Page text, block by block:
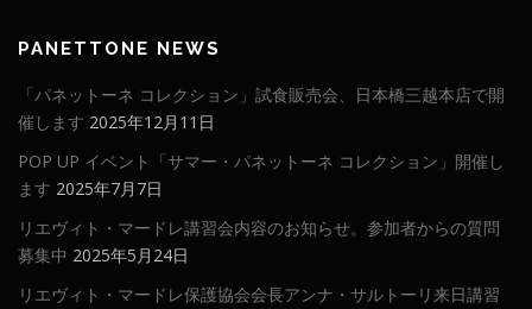
PANETTONE NEWS
「パネットーネ コレクション」試食販売会、日本橋三越本店で開
催します 2025年12月11日
POP UP イベント「サマー・パネットーネ コレクション」開催し
ます 2025年7月7日
リエヴィト・マードレ講習会内容のお知らせ。参加者からの質問
募集中 2025年5月24日
リエヴィト・マードレ保護協会会長アンナ・サルトーリ来日講習